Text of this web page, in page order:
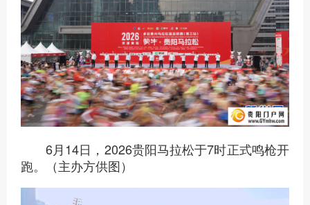
6月14日，2026贵阳马拉松于7时正式鸣枪开
跑。（主办方供图）